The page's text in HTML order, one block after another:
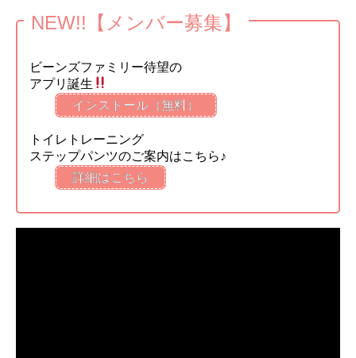
NEW!!【メンバー募集】
ビーンズファミリー待望の
アプリ誕生
インストール（無料）
トイレトレーニング
ステップパンツのご案内はこちら♪
詳細はこちら